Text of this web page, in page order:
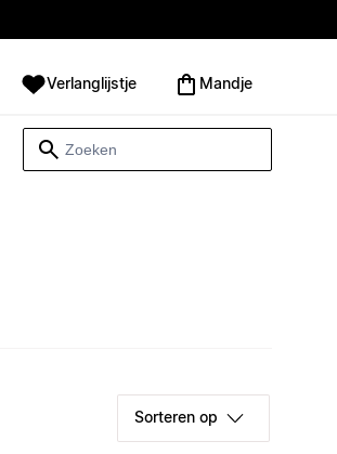
Verlanglijstje Mandje
Sorteren op